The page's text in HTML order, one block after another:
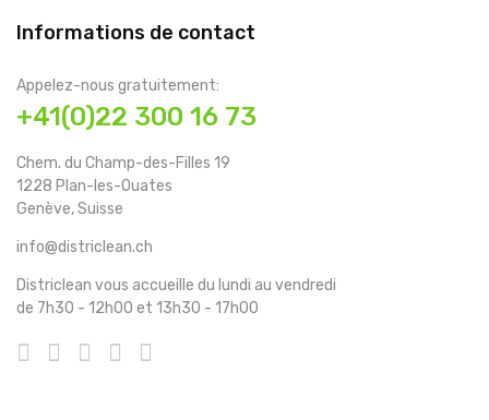
Informations de contact
Appelez-nous gratuitement:
+41(0)22 300 16 73
Chem. du Champ-des-Filles 19
1228 Plan-les-Ouates
Genève, Suisse
info@districlean.ch
Districlean vous accueille du lundi au vendredi
de 7h30 - 12h00 et 13h30 - 17h00